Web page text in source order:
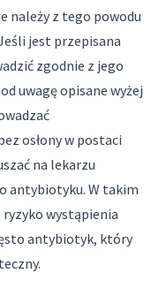
należy z tego powodu
jest przepisana
zgodnie z jego
uwagę opisane wyżej
osłony w postaci
na lekarzu
antybiotyku. W takim
wystąpienia
antybiotyk, który